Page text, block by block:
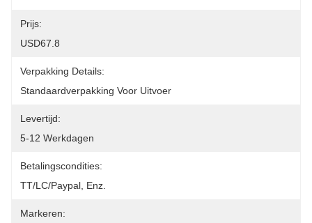
Prijs:
USD67.8
Verpakking Details:
Standaardverpakking Voor Uitvoer
Levertijd:
5-12 Werkdagen
Betalingscondities:
TT/LC/paypal, Enz.
Markeren: